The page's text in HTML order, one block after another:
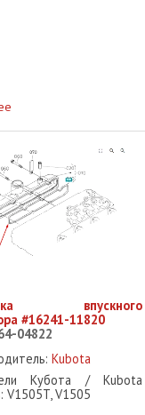
впускного
#16241-11820
04822
Kubota
Кубота / Kubota
V1505T, V1505